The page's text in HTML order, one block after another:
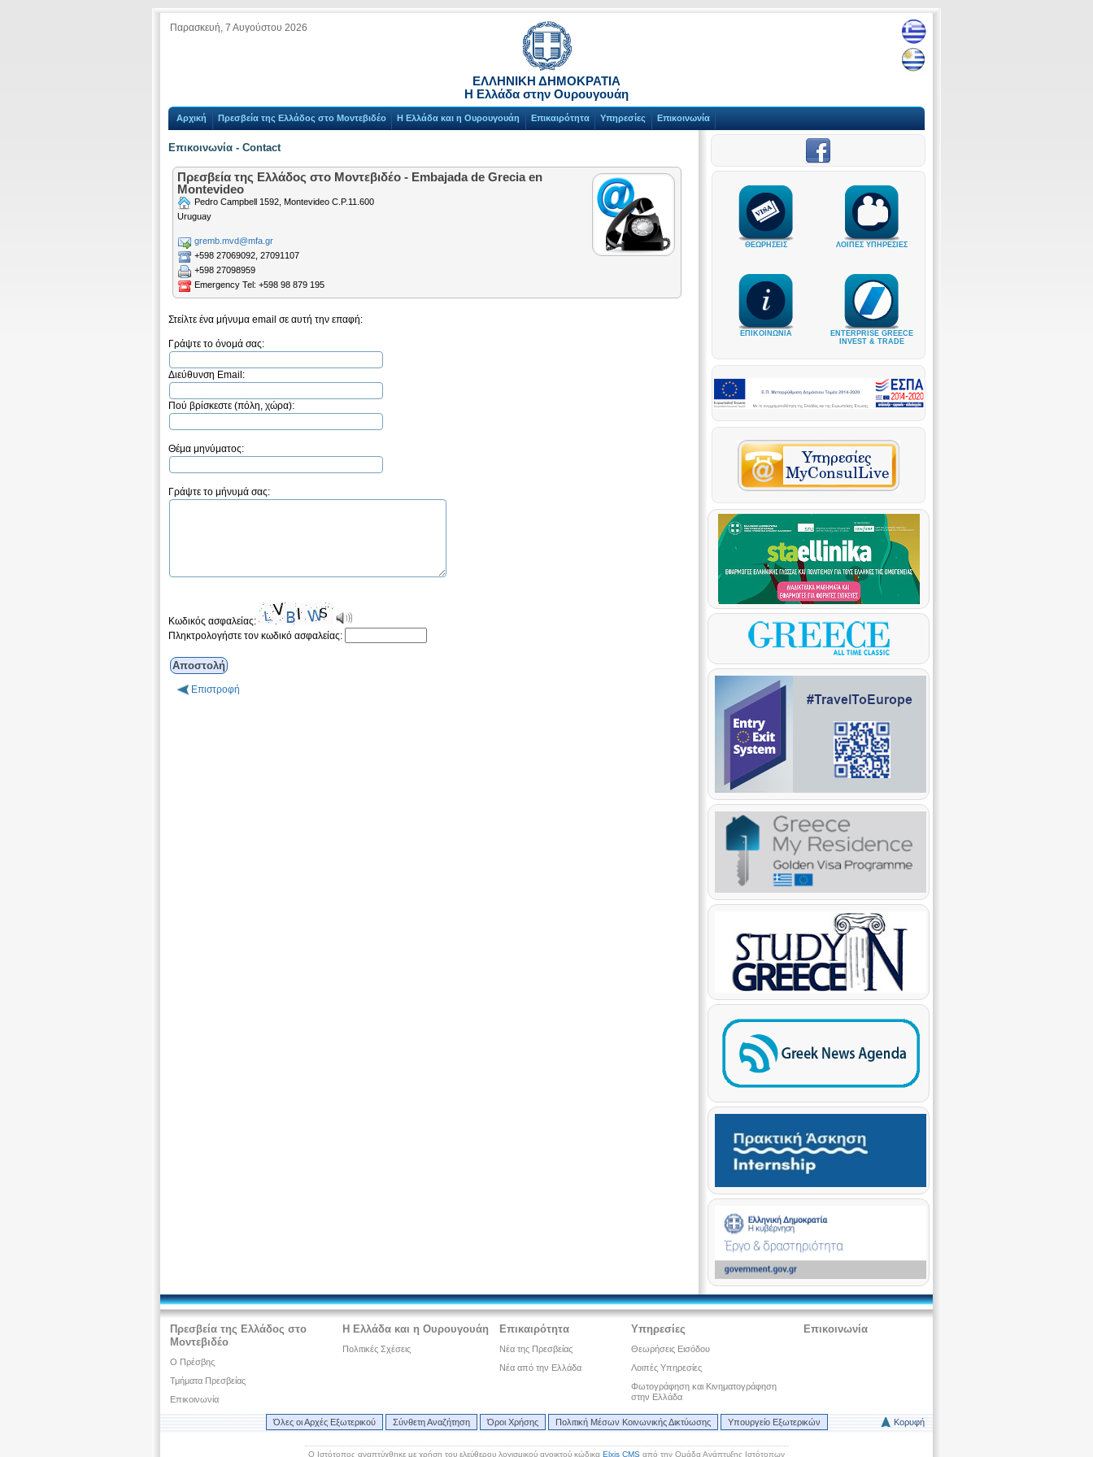
Παρασκευή, 7 Αυγούστου 2026
ΕΛΛΗΝΙΚΗ ΔΗΜΟΚΡΑΤΙΑ
Η Ελλάδα στην Ουρουγουάη
Αρχική Πρεσβεία της Ελλάδος στο Μοντεβιδέο Η Ελλάδα και η Ουρουγουάη Επικαιρότητα Υπηρεσίες Επικοινωνία
Επικοινωνία - Contact
Πρεσβεία της Ελλάδος στο Μοντεβιδέο - Embajada de Grecia en
Montevideo
Pedro Campbell 1592, Montevideo C.P.11.600
Uruguay
gremb.mvd@mfa.gr
+598 27069092, 27091107
+598 27098959
Emergency Tel: +598 98 879 195
Στείλτε ένα μήνυμα email σε αυτή την επαφή:
Γράψτε το όνομά σας:
Διεύθυνση Email:
Πού βρίσκεστε (πόλη, χώρα):
Θέμα μηνύματος:
Γράψτε το μήνυμά σας:
Κωδικός ασφαλείας:
Πληκτρολογήστε τον κωδικό ασφαλείας:
Επιστροφή
ΘΕΩΡΗΣΕΙΣ ΛΟΙΠΕΣ ΥΠΗΡΕΣΙΕΣ
ΕΠΙΚΟΙΝΩΝΙΑ
ENTERPRISE GREECE
INVEST & TRADE
Πρεσβεία της Ελλάδος στο
Μοντεβιδέο
O Πρέσβης
Τμήματα Πρεσβείας
Επικοινωνία
Η Ελλάδα και η Ουρουγουάη
Πολιτικές Σχέσεις
Επικαιρότητα
Νέα της Πρεσβείας
Νέα από την Ελλάδα
Υπηρεσίες
Θεωρήσεις Εισόδου
Λοιπές Υπηρεσίες
Φωτογράφηση και Κινηματογράφηση
στην Ελλάδα
Επικοινωνία
Όλες οι Αρχές Εξωτερικού Σύνθετη Αναζήτηση Όροι Χρήσης Πολιτική Μέσων Κοινωνικής Δικτύωσης Υπουργείο Εξωτερικών Κορυφή
Ο Ιστότοπος αναπτύχθηκε με χρήση του ελεύθερου λογισμικού ανοικτού κώδικα Elxis CMS από την Ομάδα Ανάπτυξης Ιστότοπων